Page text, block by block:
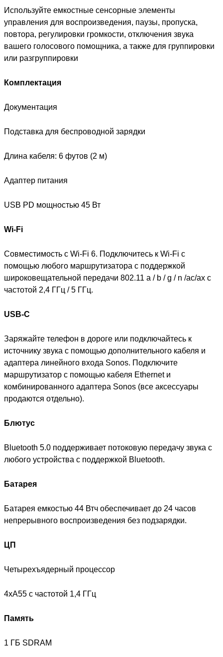
Используйте емкостные сенсорные элементы
управления для воспроизведения, паузы, пропуска,
повтора, регулировки громкости, отключения звука
вашего голосового помощника, а также для группировки
или разгруппировки
Комплектация
Документация
Подставка для беспроводной зарядки
Длина кабеля: 6 футов (2 м)
Адаптер питания
USB PD мощностью 45 Вт
Wi-Fi
Совместимость с Wi-Fi 6. Подключитесь к Wi-Fi с
помощью любого маршрутизатора с поддержкой
широковещательной передачи 802.11 a / b / g / n /ac/ax с
частотой 2,4 ГГц / 5 ГГц.
USB-C
Заряжайте телефон в дороге или подключайтесь к
источнику звука с помощью дополнительного кабеля и
адаптера линейного входа Sonos. Подключите
маршрутизатор с помощью кабеля Ethernet и
комбинированного адаптера Sonos (все аксессуары
продаются отдельно).
Блютус
Bluetooth 5.0 поддерживает потоковую передачу звука с
любого устройства с поддержкой Bluetooth.
Батарея
Батарея емкостью 44 Втч обеспечивает до 24 часов
непрерывного воспроизведения без подзарядки.
ЦП
Четырехъядерный процессор
4xA55 с частотой 1,4 ГГц
Память
1 ГБ SDRAM